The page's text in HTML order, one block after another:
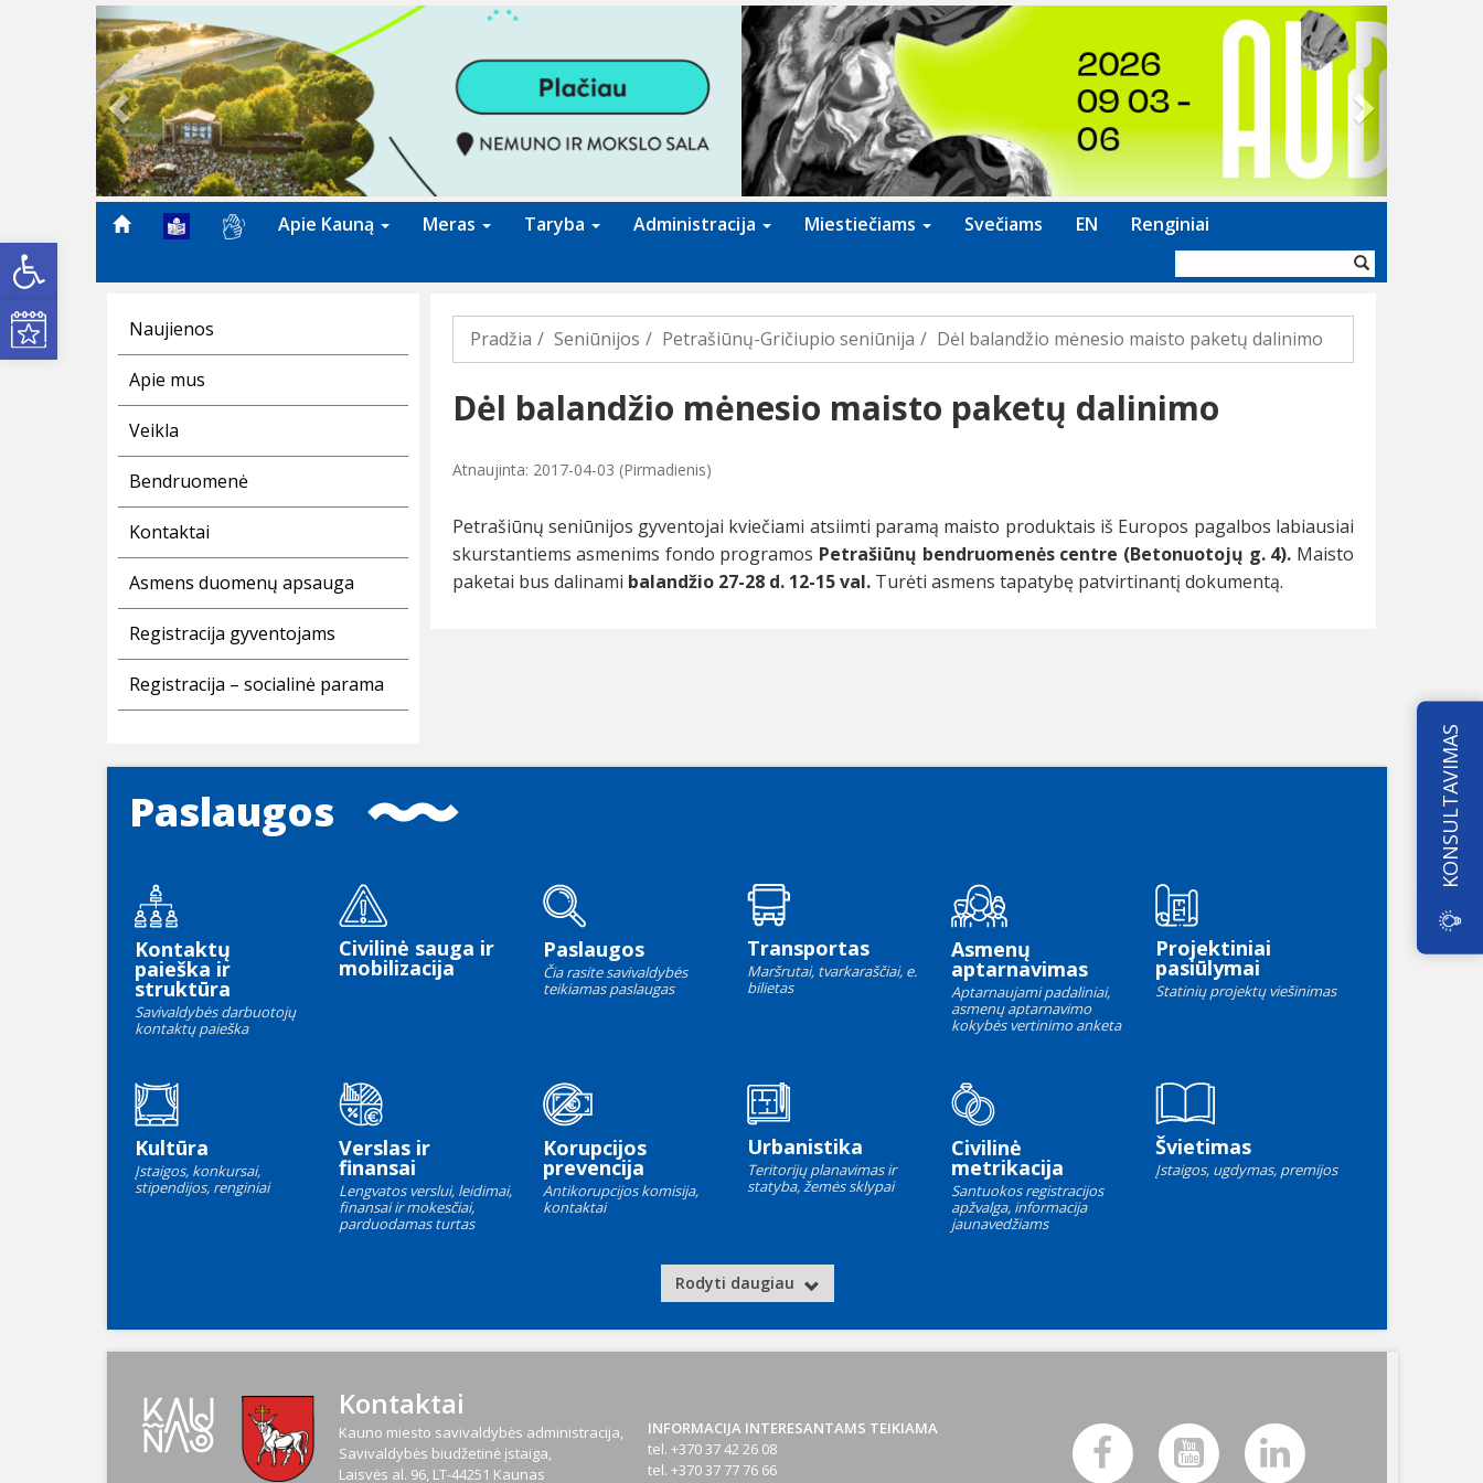
Open toolbar
Kultūros renginiai
Previous Next
Apie Kauną Meras Taryba Administracija Miestiečiams Svečiams EN Renginiai
forma
Naujienos
Apie mus
Veikla
Bendruomenė
Kontaktai
Asmens duomenų apsauga
Registracija gyventojams
Registracija – socialinė parama
Pradžia Seniūnijos Petrašiūnų-Gričiupio seniūnija Dėl balandžio mėnesio maisto paketų dalinimo
Dėl balandžio mėnesio maisto paketų dalinimo
Atnaujinta: 2017-04-03 (Pirmadienis)
Petrašiūnų seniūnijos gyventojai kviečiami atsiimti paramą maisto produktais iš Europos pagalbos labiausiai
skurstantiems asmenims fondo programos Petrašiūnų bendruomenės centre (Betonuotojų g. 4). Maisto
paketai bus dalinami balandžio 27-28d. 12-15 val. Turėti asmens tapatybę patvirtinantį dokumentą.
Paslaugos
Kontaktų
paieška ir
struktūra
Savivaldybės darbuotojų
kontaktų paieška
Civilinė sauga ir
mobilizacija
Paslaugos
Čia rasite savivaldybės
teikiamas paslaugas
Transportas
Maršrutai, tvarkaraščiai, e.
bilietas
Asmenų
aptarnavimas
Aptarnaujami padaliniai,
asmenų aptarnavimo
kokybės vertinimo anketa
Projektiniai
pasiūlymai
Statinių projektų viešinimas
Kultūra
Įstaigos, konkursai,
stipendijos, renginiai
Verslas ir
finansai
Lengvatos verslui, leidimai,
finansai ir mokesčiai,
parduodamas turtas
Korupcijos
prevencija
Antikorupcijos komisija,
kontaktai
Urbanistika
Teritorijų planavimas ir
statyba, žemės sklypai
Civilinė
metrikacija
Santuokos registracijos
apžvalga, informacija
jaunavedžiams
Švietimas
Įstaigos, ugdymas, premijos
Rodyti daugiau
Kontaktai
Kauno miesto savivaldybės administracija,
Savivaldybės biudžetinė įstaiga,
Laisvės al. 96, LT-44251 Kaunas
INFORMACIJA INTERESANTAMS TEIKIAMA
tel. +370 37 42 26 08
tel. +370 37 77 76 66
KONSULTAVIMAS